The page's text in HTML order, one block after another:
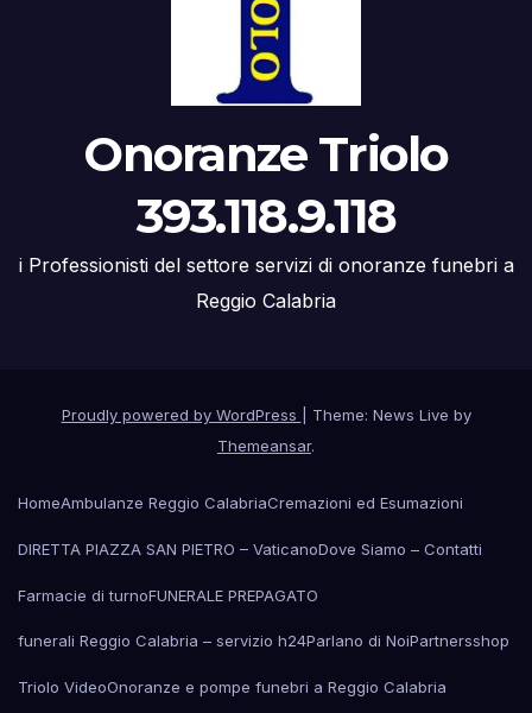
Onoranze Triolo
393.118.9.118
i Professionisti del settore servizi di onoranze funebri a
Reggio Calabria
Proudly powered by WordPress
Theme: News Live by
Themeansar.
HomeAmbulanze Reggio CalabriaCremazioni ed Esumazioni
DIRETTA PIAZZA SAN PIETRO – VaticanoDove Siamo – Contatti
Farmacie di turnoFUNERALE PREPAGATO
funerali Reggio Calabria – servizio h24Parlano di NoiPartnersshop
Triolo VideoOnoranze e pompe funebri a Reggio Calabria